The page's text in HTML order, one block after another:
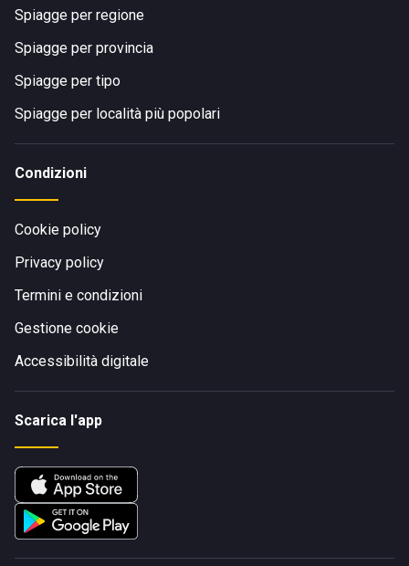
Spiagge per regione
Spiagge per provincia
Spiagge per tipo
Spiagge per località più popolari
Condizioni
Cookie policy
Privacy policy
Termini e condizioni
Gestione cookie
Accessibilità digitale
Scarica l'app